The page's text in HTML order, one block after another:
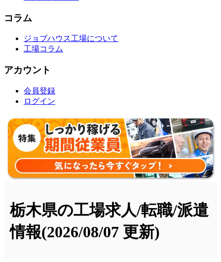
コラム
ジョブハウス工場について
工場コラム
アカウント
会員登録
ログイン
栃木県の工場求人/転職/派遣
情報(2026/08/07 更新)